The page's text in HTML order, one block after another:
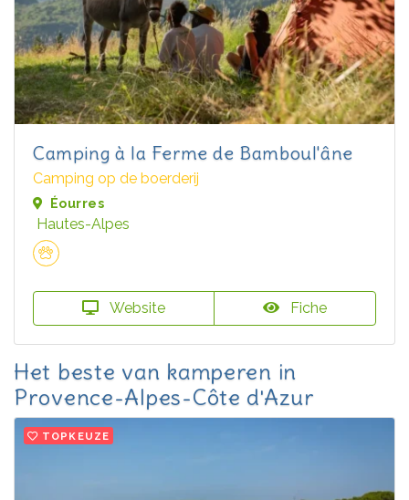
Camping à la Ferme de Bamboul'âne
Camping op de boerderij
Éourres
Hautes-Alpes
Website Fiche
Het beste van kamperen in
Provence-Alpes-Côte d'Azur
TOPKEUZE